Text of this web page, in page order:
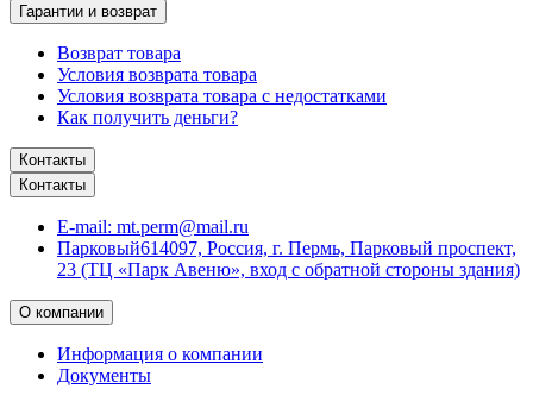
Гарантии и возврат
Возврат товара
Условия возврата товара
Условия возврата товара с недостатками
Как получить деньги?
Контакты
Контакты
E-mail: mt.perm@mail.ru
Парковый614097, Россия, г. Пермь, Парковый проспект,
23 (ТЦ «Парк Авеню», вход с обратной стороны здания)
О компании
Информация о компании
Документы